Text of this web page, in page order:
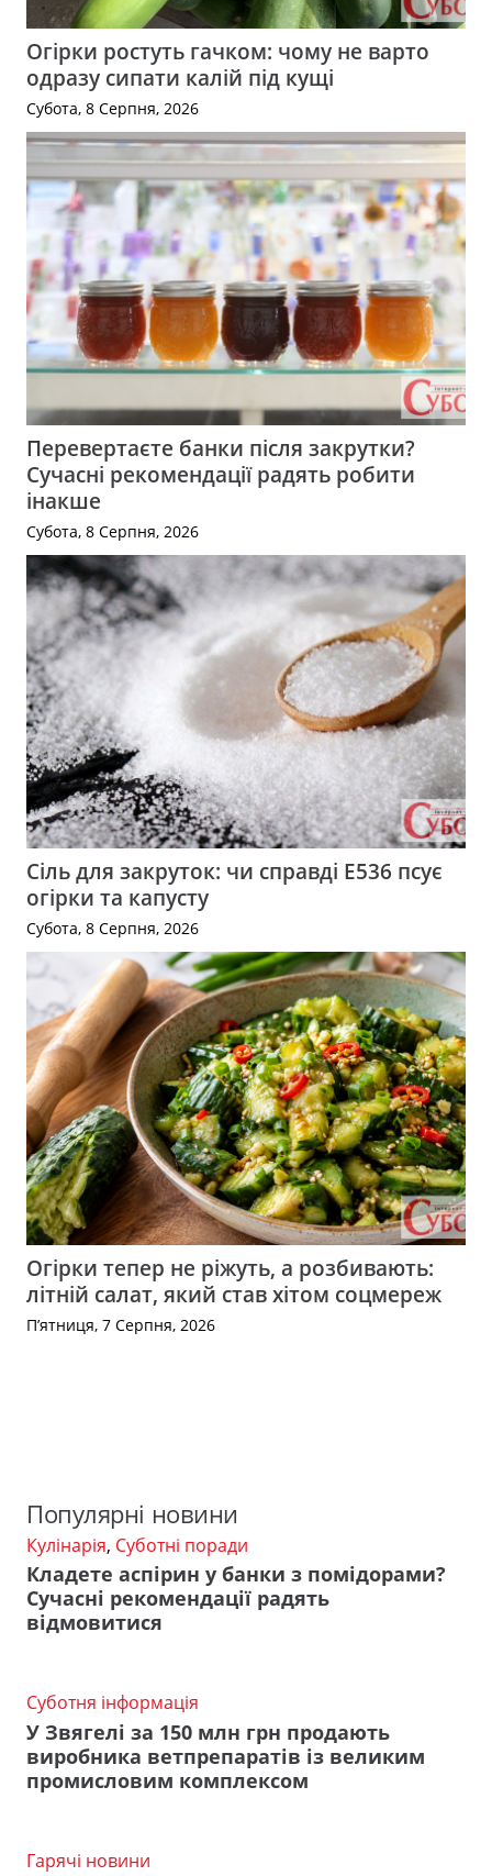
Огірки ростуть гачком: чому не варто
одразу сипати калій під кущі
Субота, 8 Серпня, 2026
Перевертаєте банки після закрутки?
Сучасні рекомендації радять робити
інакше
Субота, 8 Серпня, 2026
Сіль для закруток: чи справді Е536 псує
огірки та капусту
Субота, 8 Серпня, 2026
Огірки тепер не ріжуть, а розбивають:
літній салат, який став хітом соцмереж
П’ятниця, 7 Серпня, 2026
Популярні новини
Кулінарія, Суботні поради
Кладете аспірин у банки з помідорами?
Сучасні рекомендації радять
відмовитися
Суботня інформація
У Звягелі за 150 млн грн продають
виробника ветпрепаратів із великим
промисловим комплексом
Гарячі новини